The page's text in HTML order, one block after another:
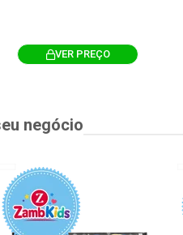
VER PREÇO
negócio